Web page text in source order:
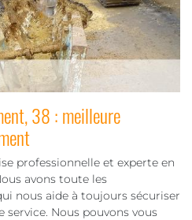
38 : meilleure
professionnelle et experte en
avons toute les
nous aide à toujours sécuriser
service. Nous pouvons vous